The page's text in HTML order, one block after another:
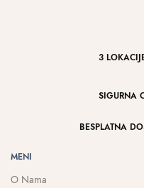
3
SIGURNA
BESPLATNA
MENI
O Nama